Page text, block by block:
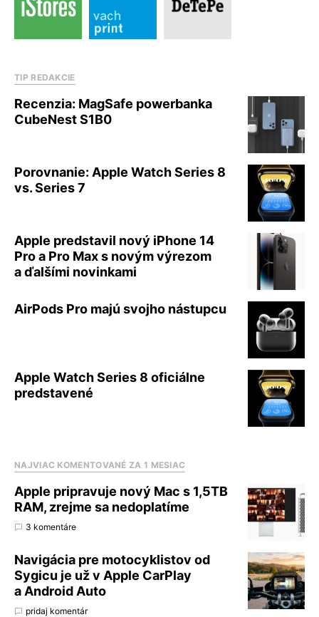
TIP REDAKCIE
Recenzia: MagSafe powerbanka
CubeNest S1B0
Porovnanie: Apple Watch Series 8
vs. Series 7
Apple predstavil nový iPhone 14
Pro a Pro Max s novým výrezom
a ďalšími novinkami
AirPods Pro majú svojho nástupcu
Apple Watch Series 8 oficiálne
predstavené
NAJVIAC KOMENTOVANÉ ZA 1 MESIAC
Apple pripravuje nový Mac s 1,5TB
RAM, zrejme sa nedoplatíme
3 komentáre
Navigácia pre motocyklistov od
Sygicu je už v Apple CarPlay
a Android Auto
pridaj komentár